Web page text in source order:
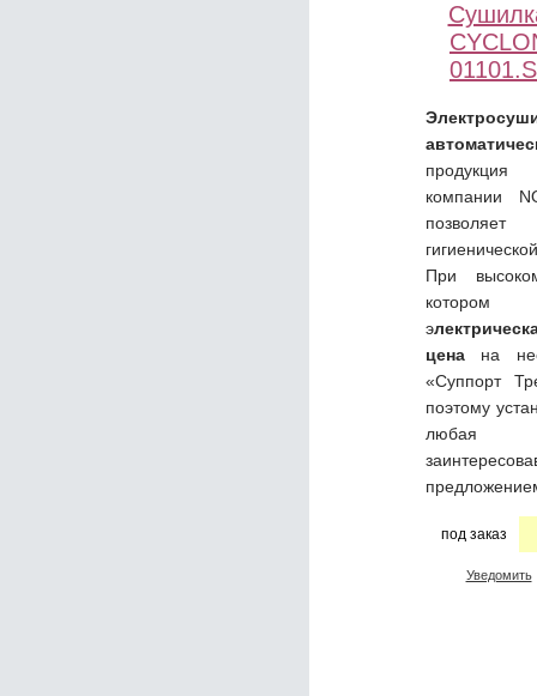
компании
При
котором
э
цена на
«Суппорт
поэтому
любая
под заказ
Уведомить